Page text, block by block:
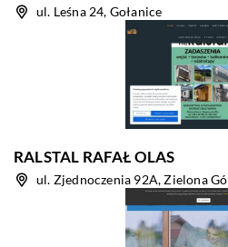
ul. Leśna 24, Gołanice
RALSTAL RAFAŁ OLAS
ul. Zjednoczenia 92A, Zielona